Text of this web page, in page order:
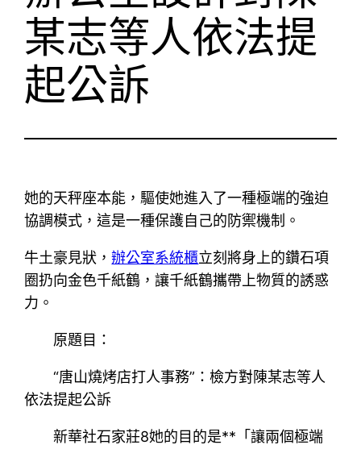
某志等人依法提
起公訴
她的天秤座本能，驅使她進入了一種極端的強迫
協調模式，這是一種保護自己的防禦機制。
牛土豪見狀，辦公室系統櫃立刻將身上的鑽石項
圈扔向金色千紙鶴，讓千紙鶴攜帶上物質的誘惑
力。
原題目：
“唐山燒烤店打人事務”：檢方對陳某志等人
依法提起公訴
新華社石家莊8她的目的是**「讓兩個極端